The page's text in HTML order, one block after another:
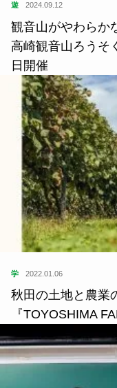
遊 2024.09.12
観音山がやわらか
高崎観音山ろうそ
日開催
学 2022.01.06
秋田の土地と農業
『TOYOSHIMA